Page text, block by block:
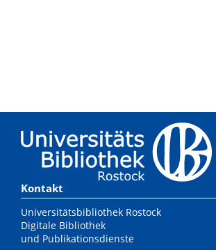
Kontakt
Universitätsbibliothek Rostock
Digitale Bibliothek
und Publikationsdienste